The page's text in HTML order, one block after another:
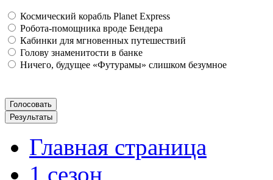
Космический корабль Planet Express
Робота-помощника вроде Бендера
Кабинки для мгновенных путешествий
Голову знаменитости в банке
Ничего, будущее «Футурамы» слишком безумное
Главная страница
1 сезон